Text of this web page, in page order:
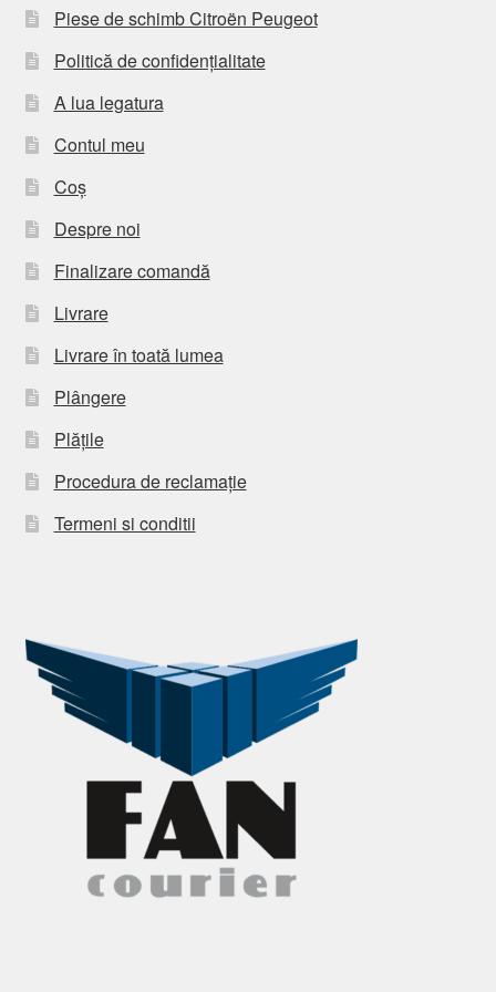
Piese de schimb Citroën Peugeot
Politică de confidențialitate
A lua legatura
Contul meu
Coș
Despre noi
Finalizare comandă
Livrare
Livrare în toată lumea
Plângere
Plățile
Procedura de reclamație
Termeni si conditii